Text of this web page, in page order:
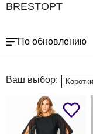
BRESTOPT
По обновлению
Ваш выбор: